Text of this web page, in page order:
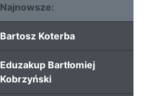
Najnowsze:
Bartosz Koterba
Eduzakup Bartłomiej
Kobrzyński